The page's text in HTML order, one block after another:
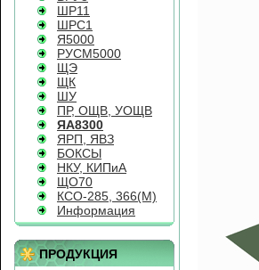
ШР11
ШРС1
Я5000
РУСМ5000
ЩЭ
ЩК
ШУ
ПР, ОЩВ, УОЩВ
ЯА8300
ЯРП, ЯВЗ
БОКСЫ
НКУ, КИПиА
ЩО70
КСО-285, 366(М)
Информация
ПРОДУКЦИЯ